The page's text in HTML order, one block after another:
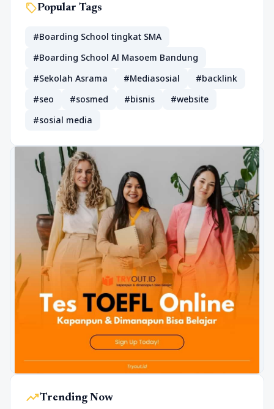
sellPopular Tags
#Boarding School tingkat SMA
#Boarding School Al Masoem Bandung
#Sekolah Asrama
#Mediasosial
#backlink
#seo
#sosmed #bisnis
#website
#sosial media
trending_upTrending Now